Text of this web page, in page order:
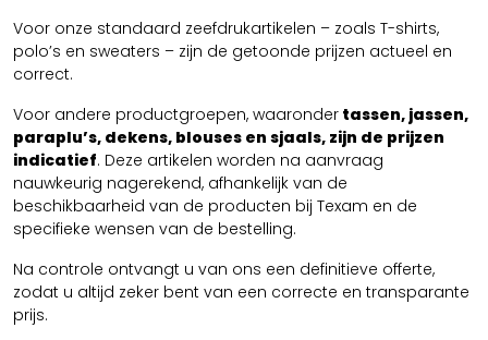
Voor onze standaard zeefdrukartikelen – zoals T-shirts,
polo’s en sweaters – zijn de getoonde prijzen actueel en
correct.
Voor andere productgroepen, waaronder tassen, jassen,
paraplu’s, dekens, blouses en sjaals, zijn de prijzen
indicatief. Deze artikelen worden na aanvraag
nauwkeurig nagerekend, afhankelijk van de
beschikbaarheid van de producten bij Texam en de
specifieke wensen van de bestelling.
Na controle ontvangt u van ons een definitieve offerte,
zodat u altijd zeker bent van een correcte en transparante
prijs.